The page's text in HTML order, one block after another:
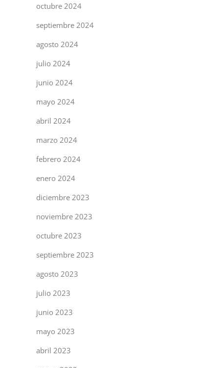
octubre 2024
septiembre 2024
agosto 2024
julio 2024
junio 2024
mayo 2024
abril 2024
marzo 2024
febrero 2024
enero 2024
diciembre 2023
noviembre 2023
octubre 2023
septiembre 2023
agosto 2023
julio 2023
junio 2023
mayo 2023
abril 2023